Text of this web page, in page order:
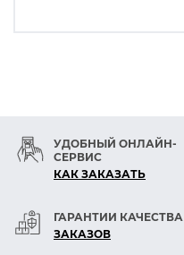
УДОБНЫЙ ОНЛАЙН-
СЕРВИС
КАК ЗАКАЗАТЬ
ГАРАНТИИ КАЧЕСТВА
ЗАКАЗОВ